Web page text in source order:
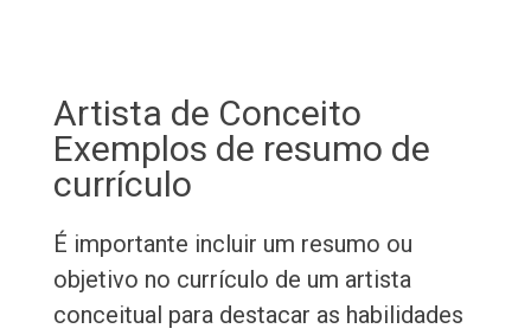
Artista de Conceito
Exemplos de resumo de
currículo
É importante incluir um resumo ou
objetivo no currículo de um artista
conceitual para destacar as habilidades